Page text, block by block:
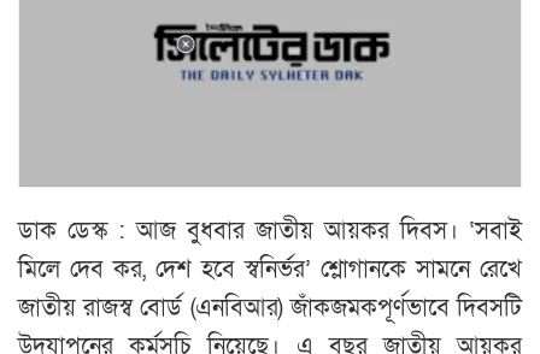
ডাক ডেস্ক : আজ বুধবার জাতীয় আয়কর দিবস। ‘সবাই
মিলে দেব কর, দেশ হবে স্বনির্ভর’ শ্লোগানকে সামনে রেখে
জাতীয় রাজস্ব বোর্ড (এনবিআর) জাঁকজমকপূর্ণভাবে দিবসটি
উদযাপনের কর্মসূচি নিয়েছে। এ বছর জাতীয় আয়কর